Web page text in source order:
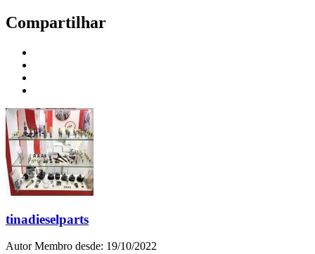
Compartilhar
tinadieselparts
Autor Membro desde: 19/10/2022